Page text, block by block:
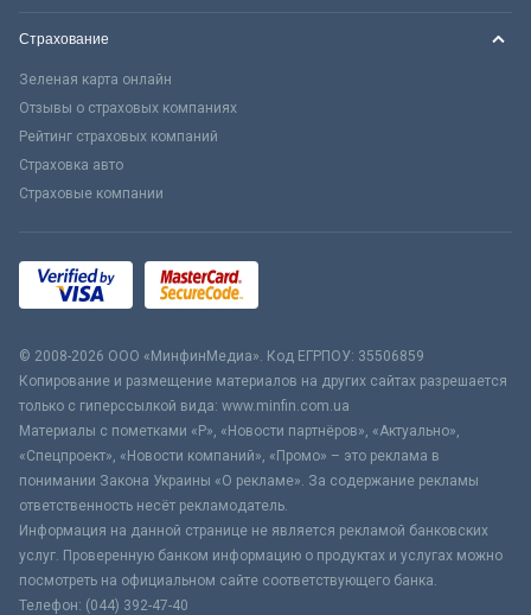
Страхование
Зеленая карта онлайн
Отзывы о страховых компаниях
Рейтинг страховых компаний
Страховка авто
Страховые компании
© 2008-2026 ООО «МинфинМедиа». Код ЕГРПОУ: 35506859
Копирование и размещение материалов на других сайтах разрешается
только с гиперссылкой вида: www.minfin.com.ua
Материалы с пометками «Р», «Новости партнёров», «Актуально»,
«Спецпроект», «Новости компаний», «Промо» – это реклама в
понимании Закона Украины «О рекламе». За содержание рекламы
ответственность несёт рекламодатель.
Информация на данной странице не является рекламой банковских
услуг. Проверенную банком информацию о продуктах и услугах можно
посмотреть на официальном сайте соответствующего банка.
Телефон: (044) 392-47-40